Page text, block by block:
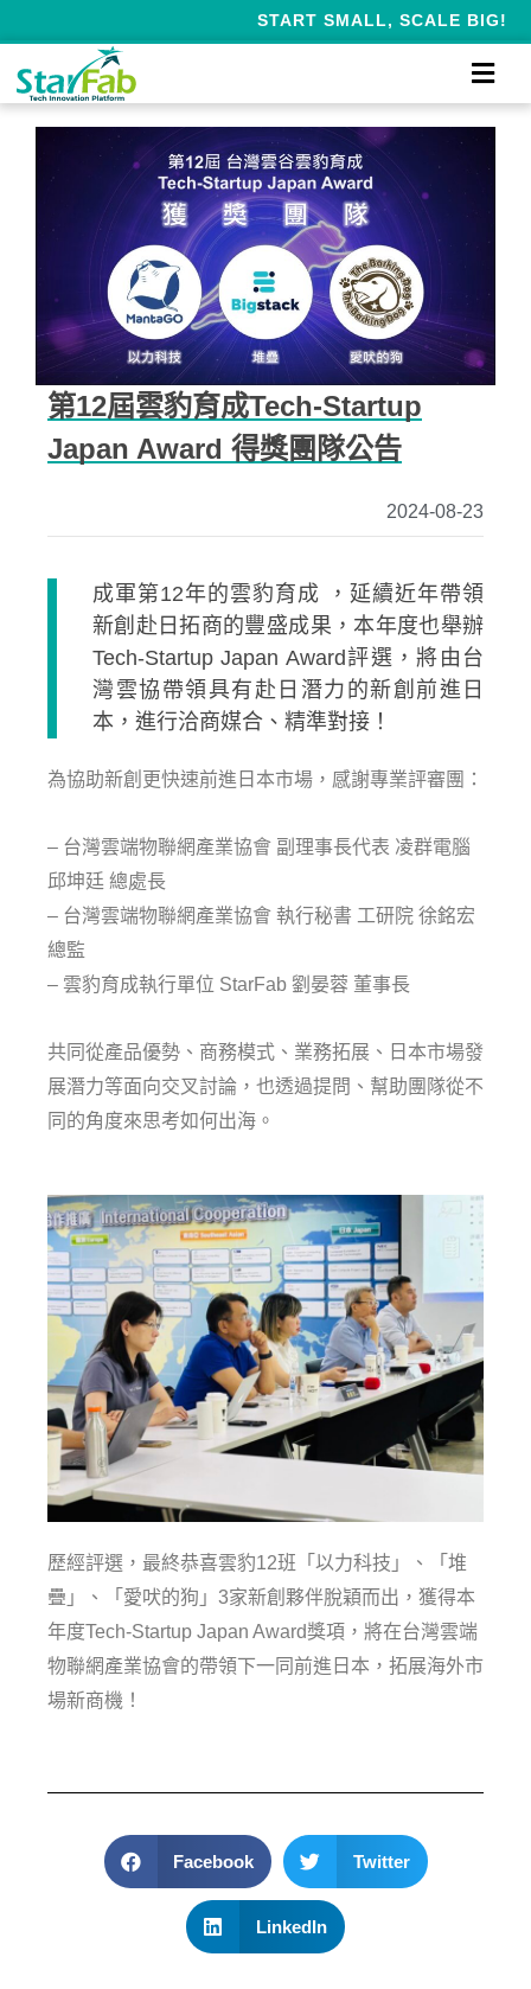
START SMALL, SCALE BIG!
第12屆雲豹育成Tech-Startup
Japan Award 得獎團隊公告
2024-08-23
成軍第12年的雲豹育成 ，延續近年帶領
新創赴日拓商的豐盛成果，本年度也舉辦
Tech-Startup Japan Award評選，將由台
灣雲協帶領具有赴日潛力的新創前進日
本，進行洽商媒合、精準對接！
為協助新創更快速前進日本市場，感謝專業評審團：
– 台灣雲端物聯網產業協會 副理事長代表 凌群電腦
邱坤廷 總處長
– 台灣雲端物聯網產業協會 執行秘書 工研院 徐銘宏
總監
– 雲豹育成執行單位 StarFab 劉晏蓉 董事長
共同從產品優勢、商務模式、業務拓展、日本市場發
展潛力等面向交叉討論，也透過提問、幫助團隊從不
同的角度來思考如何出海。
歷經評選，最終恭喜雲豹12班「以力科技」、「堆
疊」、「愛吠的狗」3家新創夥伴脫穎而出，獲得本
年度Tech-Startup Japan Award獎項，將在台灣雲端
物聯網產業協會的帶領下一同前進日本，拓展海外市
場新商機！
Facebook Twitter
LinkedIn